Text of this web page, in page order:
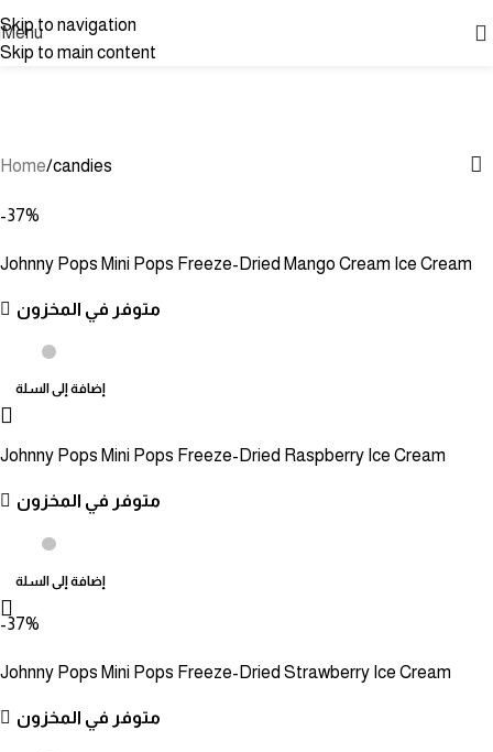
Skip to navigation
Skip to main content
Menu
Home candies
-37%
Johnny Pops Mini Pops Freeze-Dried Mango Cream Ice Cream
متوفر في المخزون
إضافة إلى السلة
Johnny Pops Mini Pops Freeze-Dried Raspberry Ice Cream
متوفر في المخزون
إضافة إلى السلة
-37%
Johnny Pops Mini Pops Freeze-Dried Strawberry Ice Cream
متوفر في المخزون